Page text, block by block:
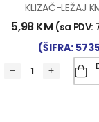
5,98KM (sa PDV:
(ŠIFRA: